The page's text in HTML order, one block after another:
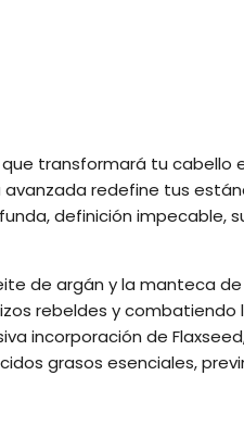
transformará tu cabello
redefine tus
definición impecable,
de argán y la manteca de
rebeldes y combatiendo
incorporación de
grasos esenciales,